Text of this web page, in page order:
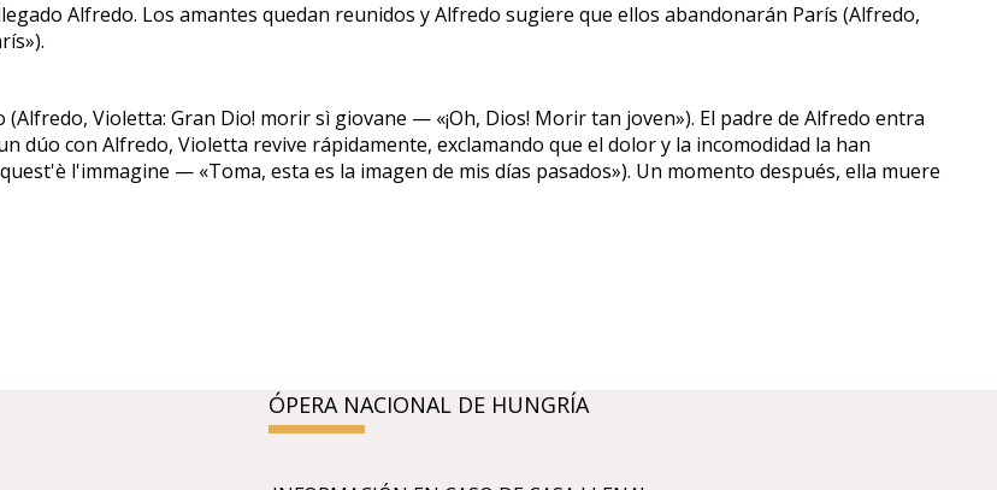
Alfredo. Los amantes quedan reunidos y Alfredo sugiere que ellos abandonarán París (Alfredo,
Violetta: Gran Dio! morir sì giovane — «¡Oh, Dios! Morir tan joven»). El padre de Alfredo entra
dúo con Alfredo, Violetta revive rápidamente, exclamando que el dolor y la incomodidad la han
l'immagine — «Toma, esta es la imagen de mis días pasados»). Un momento después, ella muere
ÓPERA NACIONAL DE HUNGRÍA